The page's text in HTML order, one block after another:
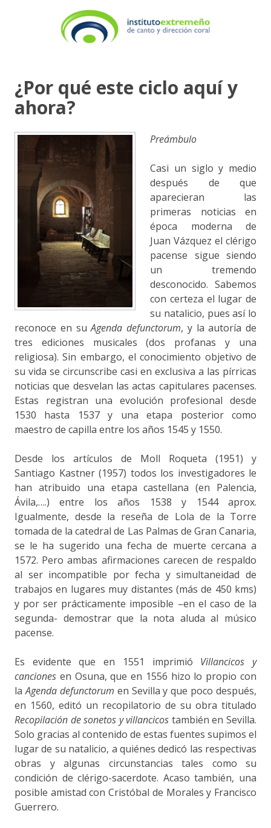
¿Por qué este ciclo aquí y
ahora?
Preámbulo
Casi un siglo y medio
después de que
aparecieran las
primeras noticias en
época moderna de
Juan Vázquez el clérigo
pacense sigue siendo
un tremendo
desconocido. Sabemos
con certeza el lugar de
su natalicio, pues así lo
reconoce en suAgenda defunctorum, y la autoría de
tres ediciones musicales (dos profanas y una
religiosa). Sin embargo, el conocimiento objetivo de
su vida se circunscribe casi en exclusiva a las pírricas
noticias que desvelan las actas capitulares pacenses.
Estas registran una evolución profesional desde
1530 hasta 1537 y una etapa posterior como
maestro de capilla entre los años 1545 y 1550.
Desde los artículos de Moll Roqueta (1951) y
Santiago Kastner (1957) todos los investigadores le
han atribuido una etapa castellana (en Palencia,
Ávila,….) entre los años 1538 y 1544 aprox.
Igualmente, desde la reseña de Lola de la Torre
tomada de la catedral de Las Palmas de Gran Canaria,
se le ha sugerido una fecha de muerte cercana a
1572. Pero ambas afirmaciones carecen de respaldo
al ser incompatible por fecha y simultaneidad de
trabajos en lugares muy distantes (más de 450 kms)
y por ser prácticamente imposible –en el caso de la
segunda- demostrar que la nota aluda al músico
pacense.
Es evidente que en 1551 imprimió Villancicos y
canciones en Osuna, que en 1556 hizo lo propio con
laAgenda defunctorum en Sevilla y que poco después,
en 1560, editó un recopilatorio de su obra titulado
Recopilación de sonetos y villancicos también en Sevilla.
Solo gracias al contenido de estas fuentes supimos el
lugar de su natalicio, a quiénes dedicó las respectivas
obras y algunas circunstancias tales como su
condición de clérigo-sacerdote. Acaso también, una
posible amistad con Cristóbal de Morales y Francisco
Guerrero.